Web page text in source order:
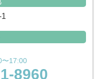
〜17:00
8960